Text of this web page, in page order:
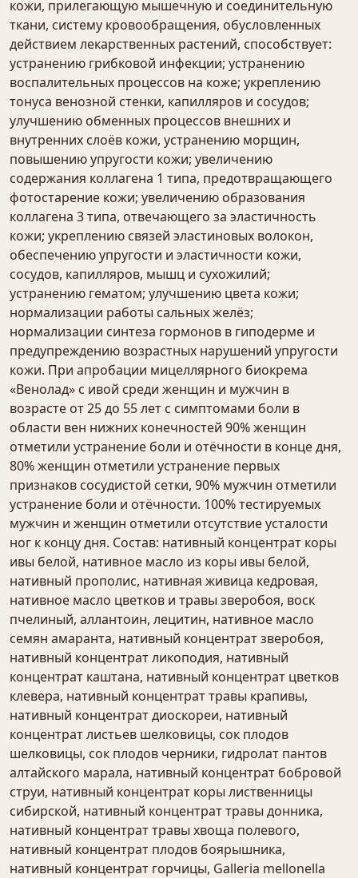
кожи, прилегающую мышечную и соединительную
ткани, систему кровообращения, обусловленных
действием лекарственных растений, способствует:
устранению грибковой инфекции; устранению
воспалительных процессов на коже; укреплению
тонуса венозной стенки, капилляров и сосудов;
улучшению обменных процессов внешних и
внутренних слоёв кожи, устранению морщин,
повышению упругости кожи; увеличению
содержания коллагена 1 типа, предотвращающего
фотостарение кожи; увеличению образования
коллагена 3 типа, отвечающего за эластичность
кожи; укреплению связей эластиновых волокон,
обеспечению упругости и эластичности кожи,
сосудов, капилляров, мышц и сухожилий;
устранению гематом; улучшению цвета кожи;
нормализации работы сальных желёз;
нормализации синтеза гормонов в гиподерме и
предупреждению возрастных нарушений упругости
кожи. При апробации мицеллярного биокрема
«Венолад» с ивой среди женщин и мужчин в
возрасте от 25 до 55 лет с симптомами боли в
области вен нижних конечностей 90% женщин
отметили устранение боли и отёчности в конце дня,
80% женщин отметили устранение первых
признаков сосудистой сетки, 90% мужчин отметили
устранение боли и отёчности. 100% тестируемых
мужчин и женщин отметили отсутствие усталости
ног к концу дня. Состав: нативный концентрат коры
ивы белой, нативное масло из коры ивы белой,
нативный прополис, нативная живица кедровая,
нативное масло цветков и травы зверобоя, воск
пчелиный, аллантоин, лецитин, нативное масло
семян амаранта, нативный концентрат зверобоя,
нативный концентрат ликоподия, нативный
концентрат каштана, нативный концентрат цветков
клевера, нативный концентрат травы крапивы,
нативный концентрат диоскореи, нативный
концентрат листьев шелковицы, сок плодов
шелковицы, сок плодов черники, гидролат пантов
алтайского марала, нативный концентрат бобровой
струи, нативный концентрат коры лиственницы
сибирской, нативный концентрат травы донника,
нативный концентрат травы хвоща полевого,
нативный концентрат плодов боярышника,
нативный концентрат горчицы, Galleria mellonella